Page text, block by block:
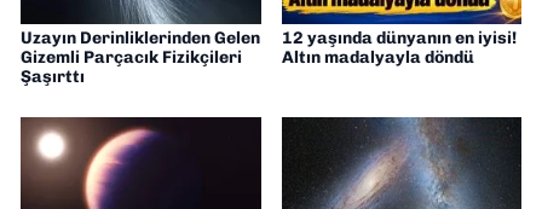
Uzayın Derinliklerinden Gelen
Gizemli Parçacık Fizikçileri
Şaşırttı
12 yaşında dünyanın en iyisi!
Altın madalyayla döndü